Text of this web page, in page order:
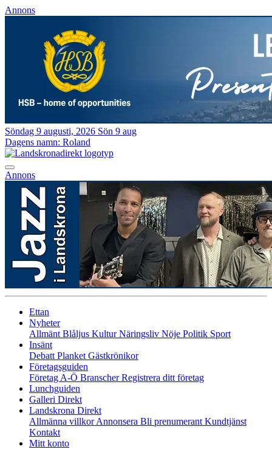
Annons
Söndag 9 augusti, 2026 Sön 9 aug
Dagens namn: Roland
Annons
Ettan
Nyheter
Allmänt Blåljus KulturNäringsliv Nöje Politik Sport
Insänt
Debatt Planket Gästkrönikor
Företagsguiden
Företag A-Ö BranscherRegistrera ditt företag
Lunchguiden
Galleri Direkt
Landskrona Direkt
Allmänna villkorAnnonsera Bli prenumerant Kundtjänst
Kontakt
Mitt konto